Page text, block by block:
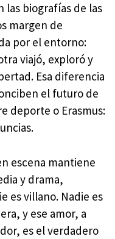
las biografías de las
margen de
por el entorno:
viajó, exploró y
Esa diferencia
el futuro de
deporte o Erasmus:
escena mantiene
y drama,
es villano. Nadie es
y ese amor, a
es el verdadero